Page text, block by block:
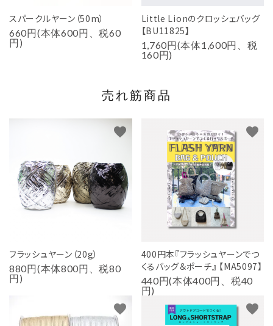
スパークルヤーン（50m）
660円(本体600円、税60
円)
Little Lionのクロッシェバッグ
【BU11825】
1,760円(本体1,600円、税
160円)
売れ筋商品
フラッシュヤーン（20g）
880円(本体800円、税80
円)
favorite
400円本『フラッシュヤーンでつ
くるバッグ＆ポーチ』 【MA5097】
440円(本体400円、税40
円)
favorite
favorite favorite